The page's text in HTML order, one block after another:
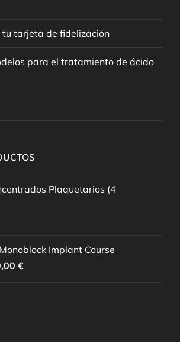
tu tarjeta de fidelización
para el tratamiento de ácido
Plaquetarios (4
Implant Course
€El
precio